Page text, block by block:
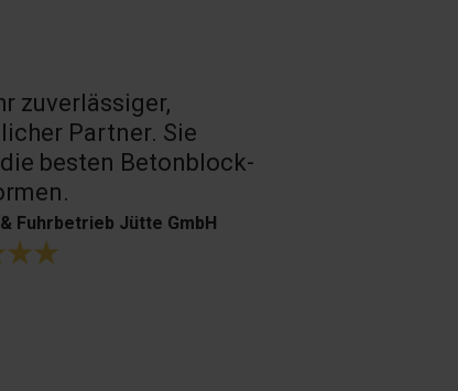
zuverlässiger,
Partner. Sie
besten Betonblock-
Fuhrbetrieb Jütte GmbH